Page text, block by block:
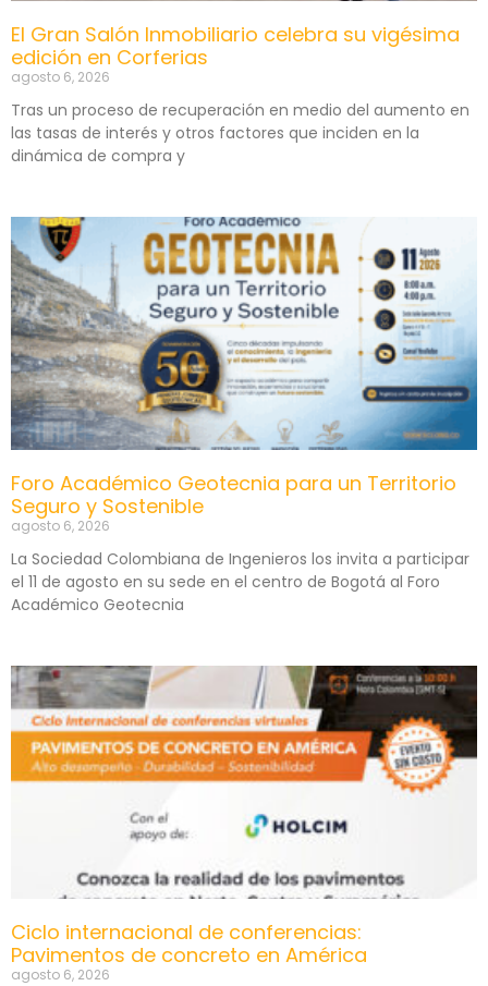
El Gran Salón Inmobiliario celebra su vigésima
edición en Corferias
agosto 6, 2026
Tras un proceso de recuperación en medio del aumento en
las tasas de interés y otros factores que inciden en la
dinámica de compra y
Foro Académico Geotecnia para un Territorio
Seguro y Sostenible
agosto 6, 2026
La Sociedad Colombiana de Ingenieros los invita a participar
el 11 de agosto en su sede en el centro de Bogotá al Foro
Académico Geotecnia
Ciclo internacional de conferencias:
Pavimentos de concreto en América
agosto 6, 2026